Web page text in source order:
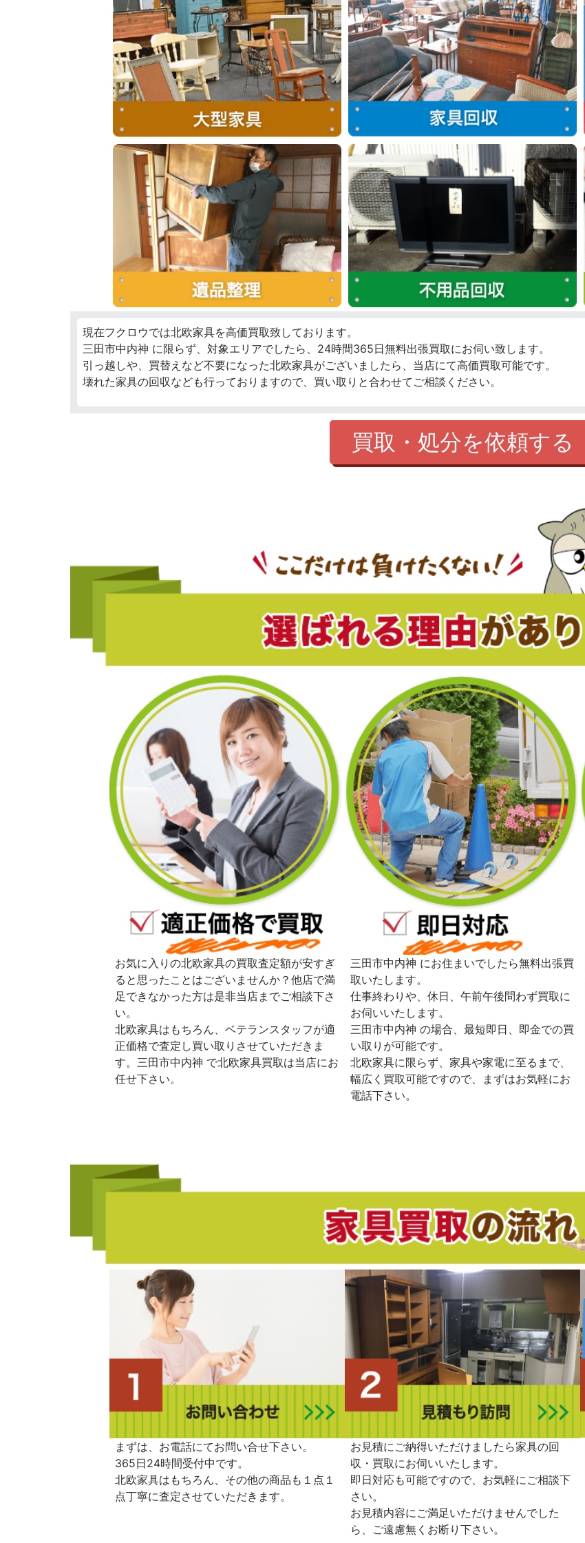
現在フクロウでは北欧家具を高価買取致しております。
三田市中内神 に限らず、対象エリアでしたら、24時間365日無料出張買取にお伺い致します。
引っ越しや、買替えなど不要になった北欧家具がございましたら、当店にて高価買取可能です。
壊れた家具の回収なども行っておりますので、買い取りと合わせてご相談ください。
買取・処分を依頼する
お気に入りの北欧家具の買取査定額が安すぎ
ると思ったことはございませんか？他店で満
足できなかった方は是非当店までご相談下さ
い。
北欧家具はもちろん、ベテランスタッフが適
正価格で査定し買い取りさせていただきま
す。三田市中内神 で北欧家具買取は当店にお
任せ下さい。
三田市中内神 にお住まいでしたら無料出張買
取いたします。
仕事終わりや、休日、午前午後問わず買取に
お伺いいたします。
三田市中内神 の場合、最短即日、即金での買
い取りが可能です。
北欧家具に限らず、家具や家電に至るまで、
幅広く買取可能ですので、まずはお気軽にお
電話下さい。
まずは、お電話にてお問い合せ下さい。
365日24時間受付中です。
北欧家具はもちろん、その他の商品も１点１
点丁寧に査定させていただきます。
お見積にご納得いただけましたら家具の回
収・買取にお伺いいたします。
即日対応も可能ですので、お気軽にご相談下
さい。
お見積内容にご満足いただけませんでした
ら、ご遠慮無くお断り下さい。